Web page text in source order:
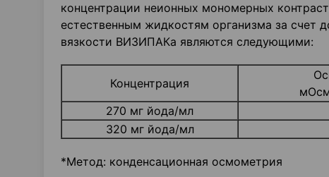
концентрации неионных мономерных
естественным жидкостям организма за счет
вязкости ВИЗИПАКа являются следующими:
Концентрация
270 мг йода/мл
320 мг йода/мл
*Метод: конденсационная осмометрия